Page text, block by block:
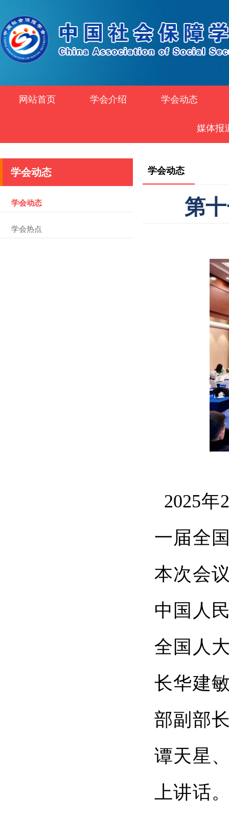
网站首页 学会介绍 学会动态
媒体报
学会动态
学会动态
学会热点
学会动态
第
2025年
一届全
本次会
中国人
全国人
长华建
部副部
谭天星
上讲话